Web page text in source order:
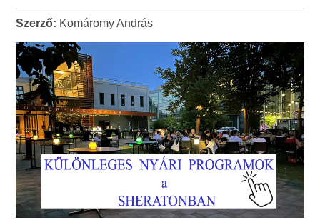
Szerző: Komáromy András